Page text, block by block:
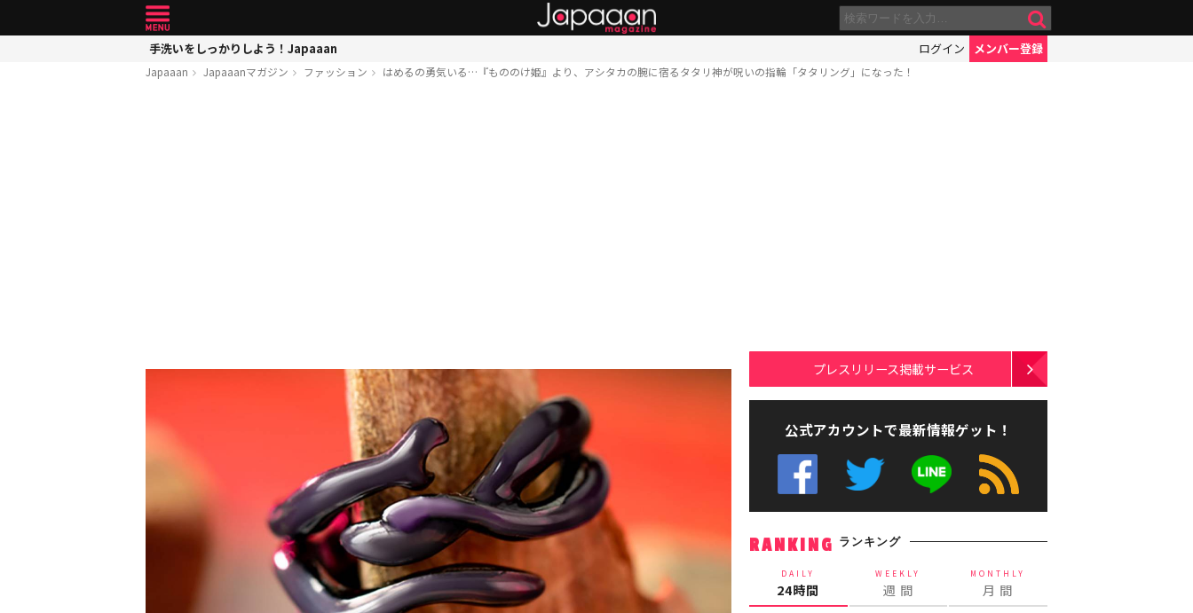
手洗いをしっかりしよう！Japaaan ログイン メンバー登録
Japaaan Japaaanマガジン ファッション はめるの勇気いる…『もののけ姫』より、アシタカの腕に宿るタタリ神が呪いの指輪「タタリング」になった！
プレスリリース掲載サービス
公式アカウントで最新情報ゲット！
RANKING ランキング
DAILY
24時間
WEEKLY
週 間
MONTHLY
月 間